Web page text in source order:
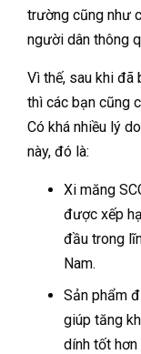
trường cũng như
người dân thông
Vì thế, sau khi đã
thì các bạn cũng
Có khá nhiều lý
này, đó là:
Xi măng
được xếp
đầu trong
Nam.
Sản phẩm
giúp tăng
dính tốt